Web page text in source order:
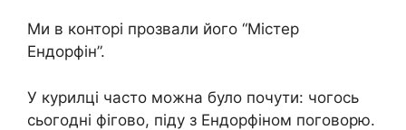
Ми в конторі прозвали його “Містер
Ендорфін”.
У курилці часто можна було почути: чогось
сьогодні фігово, піду з Ендорфіном поговорю.